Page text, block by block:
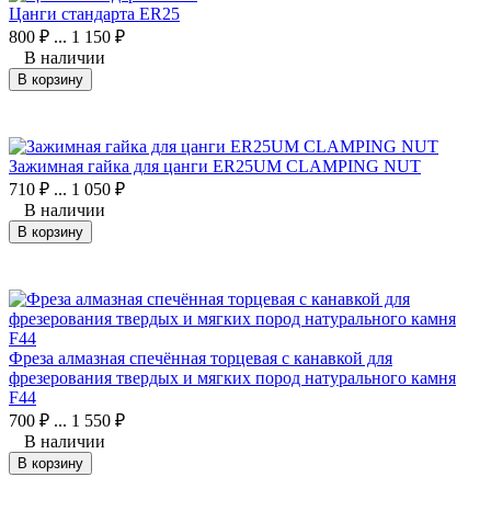
Цанги стандарта ER25
800 ₽ ... 1 150 ₽
В наличии
В корзину
Зажимная гайка для цанги ER25UM CLAMPING NUT
710 ₽ ... 1 050 ₽
В наличии
В корзину
Фреза алмазная спечённая торцевая с канавкой для
фрезерования твердых и мягких пород натурального камня
F44
700 ₽ ... 1 550 ₽
В наличии
В корзину